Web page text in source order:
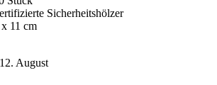
Sicherheitshölzer
11 cm
August